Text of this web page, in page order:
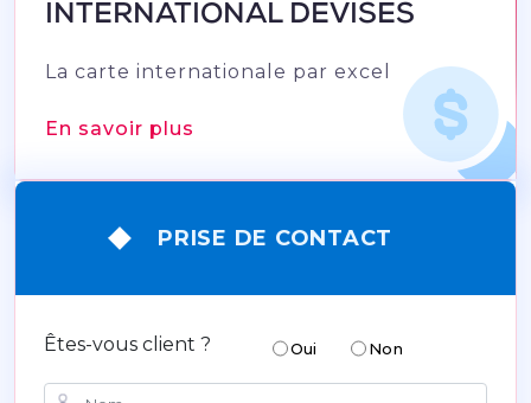
INTERNATIONAL DEVISES
La carte internationale par excellence
En savoir plus
PRISE DE CONTACT
Êtes-vous client ? Oui Non